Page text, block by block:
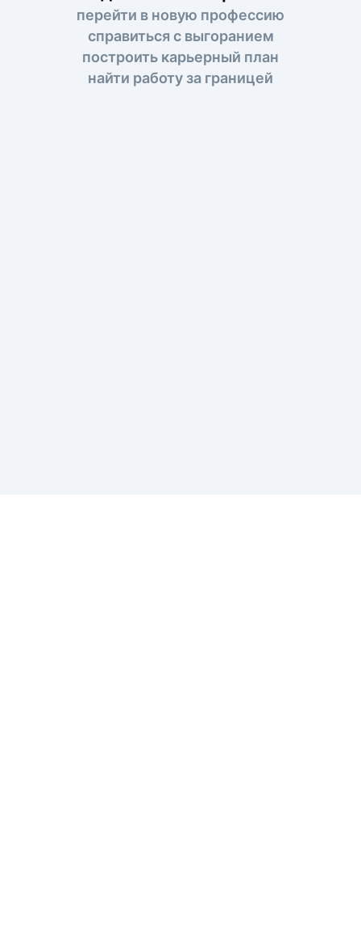
перейти в новую профессию
справиться с выгоранием
построить карьерный план
найти работу за границей